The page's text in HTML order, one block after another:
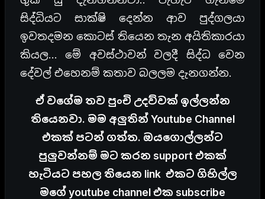
සිද්ධියට සාක්ෂි දෙන්න ආව පුද්ගලයා
ඉවතදමන කොටස් තියෙන තැන අයිතිකාරයා
කියල… මේ අවස්ථාවන් වලදී සිද්ධ වෙන
දේවල් එහෙනම් කතාව බලලම දැනගන්න.
ඒ වගේම තව පුංචි උදව්වක් ඉල්ලන්න
තියෙනවා. මම අලුතින් Youtube Channel
එකක් පටන් ගත්ත. ඔයගොල්ලන්ට
පුලුවන්නම් මට කරන support එකක්
හැටියට පහල තියෙන link එකට ගිහිල්ල
මගේ youtube channel එක subscribe